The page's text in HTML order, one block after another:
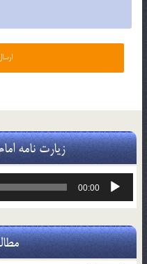
زیارت نامه
پخش‌کننده
00:00